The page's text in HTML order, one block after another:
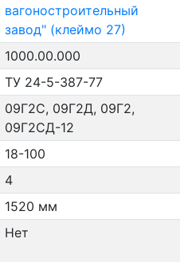
вагоностроительный
завод" (клеймо 27)
1000.00.000
ТУ 24-5-387-77
09Г2С, 09Г2Д, 09Г2,
09Г2СД-12
18-100
4
1520 мм
Нет